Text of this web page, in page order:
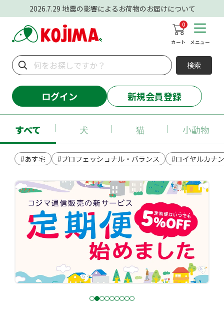
2026.7.29 地震の影響によるお荷物のお届けについて
0
カート メニュー
検索
ログイン 新規会員登録
すべて 犬 猫 小動物
#あす宅 #プロフェッショナル・バランス #ロイヤルカナン
123456789